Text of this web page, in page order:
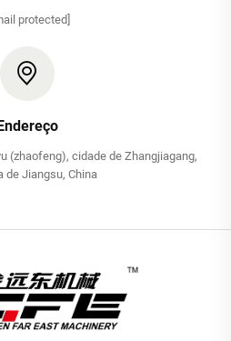
protected]
(zhaofeng), cidade de Zhangjiagang,
de Jiangsu, China